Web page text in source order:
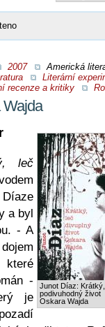
2007
Americká
Literární
recenze a kritiky
Wajda
Junot Díaz:
podivuhodný život
Oskara Wajda
leč
a byl
- A
které
-
je